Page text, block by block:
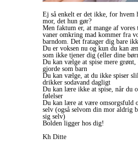
Ej så enkelt er det ikke, for hvem
mor, det hun gør?
Men faktum er, at mange af vores
vaner omkring mad kommer fra
barndom. Det fratager dig bare
Du er voksen nu og kun du kan
som ikke tjener dig (eller dine
Du kan vælge at spise mere grønt,
gjorde som barn
Du kan vælge, at du ikke spiser
drikker sodavand dagligt
Du kan lære ikke at spise, når du
følelser
Du kan lære at være omsorgsfuld
selv (også selvom din mor aldrig
sig selv)
Bolden ligger hos dig!
Kh Ditte